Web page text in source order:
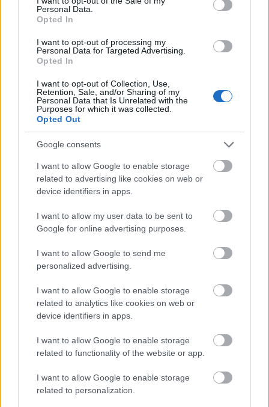
Personal Data.
Opted In
I want to opt-out of processing my
Personal Data for Targeted Advertising.
Opted In
I want to opt-out of Collection, Use,
Retention, Sale, and/or Sharing of my
Personal Data that Is Unrelated with the
Purposes for which it was collected.
Opted Out
Google consents
I want to allow Google to enable storage
related to advertising like cookies on web or
device identifiers in apps.
I want to allow my user data to be sent to
Google for online advertising purposes.
I want to allow Google to send me
personalized advertising.
I want to allow Google to enable storage
related to analytics like cookies on web or
device identifiers in apps.
I want to allow Google to enable storage
related to functionality of the website or app.
I want to allow Google to enable storage
related to personalization.
német bányász fiaként, majd 1910-ben Kölnbe
költözött, és portréstúdiót nyitott. Az 1920-as
években számos művésszel, zenésszel, íróval
Hogyan írta át a fotográfia a
meztelenség történetét?
század elején című kiállítás a Magyar
Fotográfiai Múzeum gyűjteményének ritkán